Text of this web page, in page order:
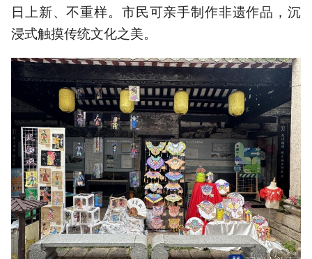
日上新、不重样。市民可亲手制作非遗作品，沉
浸式触摸传统文化之美。